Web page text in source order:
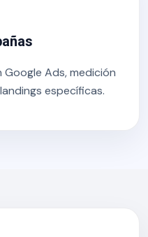
Ads, medición
específicas.